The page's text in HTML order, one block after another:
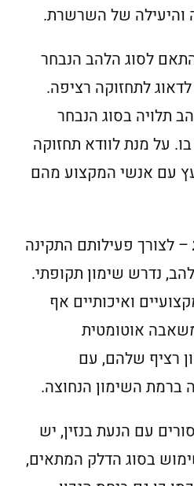
והיעילה של השרשרת.
לסוג הלהב הנבחר
לתחזוקה רציפה.
תלויה בסוג הנבחר
על מנת לוודא תחזוקה
עם אנשי המקצוע מהם
– לצורך פעילותם התקינה
נדרש שימון תקופתי.
ואיכותיים אף
אוטומטית
רציף שלהם, עם
השימון הנחוצה.
עם הנעת בנזין, יש
בסוג הדלק המתאים,